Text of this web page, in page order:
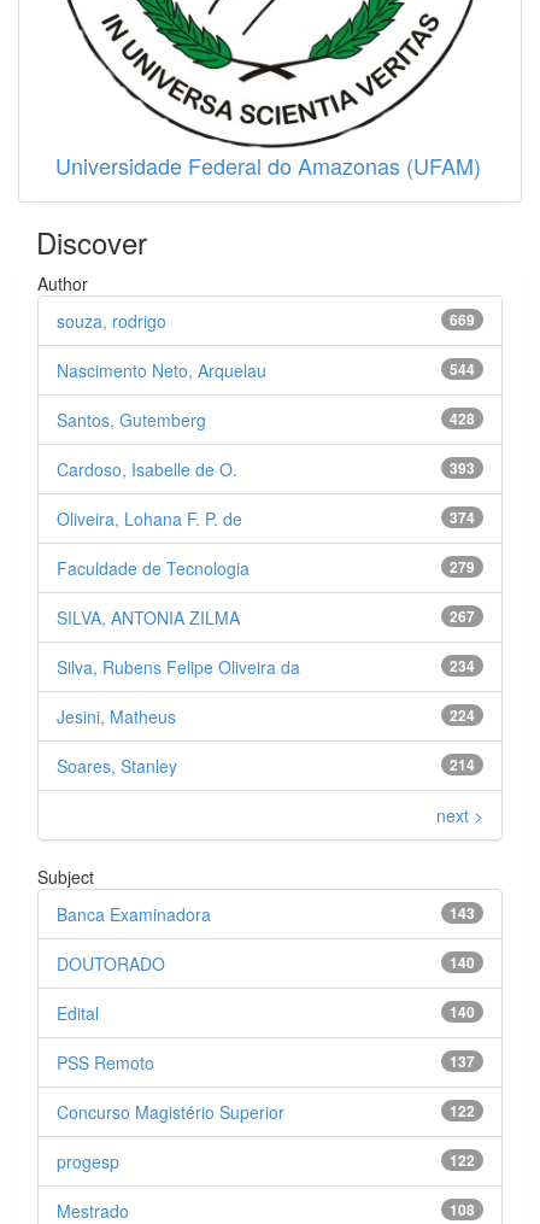
Universidade Federal do Amazonas (UFAM)
Discover
Author
669
souza, rodrigo
544
Nascimento Neto, Arquelau
428
Santos, Gutemberg
393
Cardoso, Isabelle de O.
374
Oliveira, Lohana F. P. de
279
Faculdade de Tecnologia
267
SILVA, ANTONIA ZILMA
234
Silva, Rubens Felipe Oliveira da
224
Jesini, Matheus
214
Soares, Stanley
next >
Subject
143
Banca Examinadora
140
DOUTORADO
140
Edital
137
PSS Remoto
122
Concurso Magistério Superior
122
progesp
108
Mestrado